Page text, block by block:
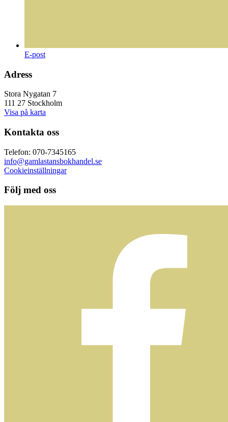
E-post
Adress
Stora Nygatan 7
111 27 Stockholm
Visa på karta
Kontakta oss
Telefon: 070-7345165
info@gamlastansbokhandel.se
Cookieinställningar
Följ med oss